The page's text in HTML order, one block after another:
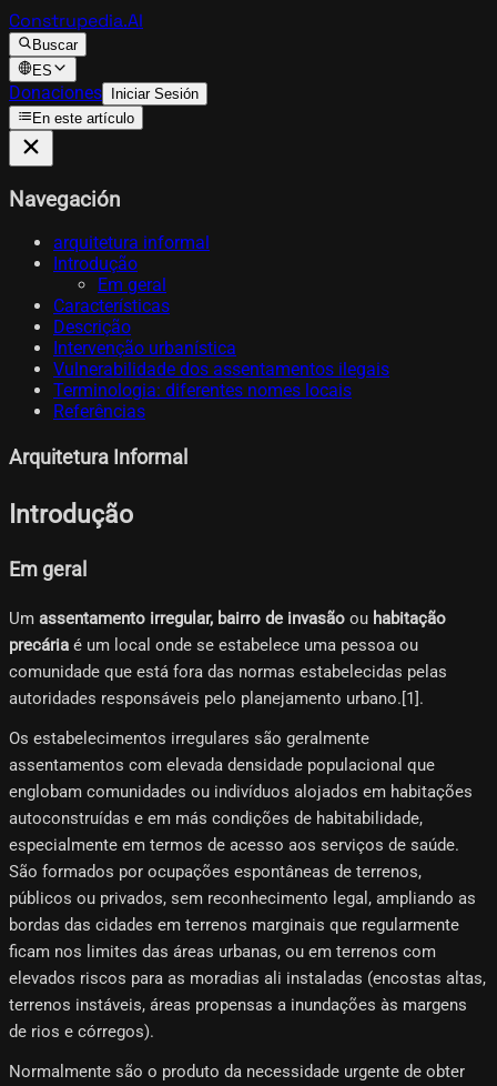
Construpedia.AI
Buscar
ES
Donaciones Iniciar Sesión
En este artículo
Navegación
arquitetura informal
Introdução
Em geral
Características
Descrição
Intervenção urbanística
Vulnerabilidade dos assentamentos ilegais
Terminologia: diferentes nomes locais
Referências
Arquitetura Informal
Introdução
Em geral
Um assentamento irregular, bairro de invasão ou habitação
precária é um local onde se estabelece uma pessoa ou
comunidade que está fora das normas estabelecidas pelas
autoridades responsáveis ​​pelo planejamento urbano.[1]​.
Os estabelecimentos irregulares são geralmente
assentamentos com elevada densidade populacional que
englobam comunidades ou indivíduos alojados em habitações
autoconstruídas e em más condições de habitabilidade,
especialmente em termos de acesso aos serviços de saúde.
São formados por ocupações espontâneas de terrenos,
públicos ou privados, sem reconhecimento legal, ampliando as
bordas das cidades em terrenos marginais que regularmente
ficam nos limites das áreas urbanas, ou em terrenos com
elevados riscos para as moradias ali instaladas (encostas altas,
terrenos instáveis, áreas propensas a inundações às margens
de rios e córregos).
Normalmente são o produto da necessidade urgente de obter